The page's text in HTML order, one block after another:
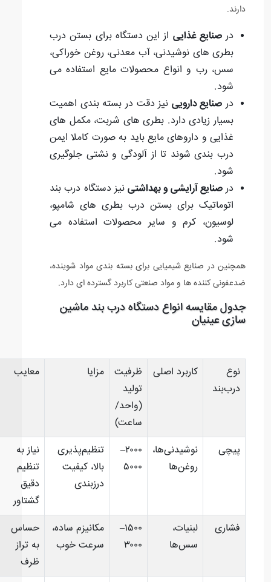
دارند.
در صنایع غذاییاز این دستگاه برای بستن درب
بطری های نوشیدنی، آب معدنی، روغن خوراکی،
سس، رب و انواع محصولات مایع استفاده می
شود.
در صنایع دارویینیز دقت در بسته بندی اهمیت
بسیار زیادی دارد. بطری های شربت، مکمل های
غذایی و داروهای مایع باید به صورت کاملا ایمن
درب بندی شوند تا از آلودگی و نشتی جلوگیری
شود.
درصنایع آرایشی و بهداشتینیز دستگاه درب بند
اتوماتیک برای بستن درب بطری های شامپو،
لوسیون، کرم و سایر محصولات استفاده می
شود.
همچنین در صنایع شیمیایی برای بسته بندی مواد شوینده،
ضدعفونی کننده ها و مواد صنعتی کاربرد گسترده ای دارد.
جدول مقایسه انواع دستگاه درب بند ماشین
سازی عینیان
نوع
درب‌بند
کاربرد اصلی
ظرفیت
تولید
(واحد/
ساعت)
مزایا معایب
پیچی
نوشیدنی‌ها،
روغن‌ها
۲۰۰۰–
۵۰۰۰
تنظیم‌پذیری
بالا، کیفیت
درزبندی
نیاز به
تنظیم
دقیق
گشتاور
فشاری
لبنیات،
سس‌ها
۱۵۰۰–
۳۰۰۰
مکانیزم ساده،
سرعت خوب
حساس
به تراز
ظرف